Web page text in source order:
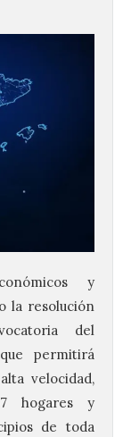
y
la resolución
del
permitirá
velocidad,
hogares y
de toda